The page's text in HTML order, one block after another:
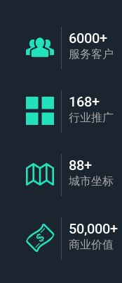
6000+
服务客户
168+
行业推广
88+
城市坐标
50,000+
商业价值